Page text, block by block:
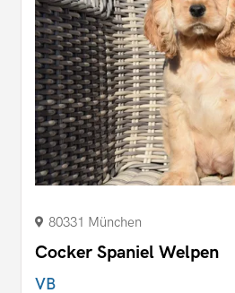
80331 München
Cocker Spaniel Welpen
VB